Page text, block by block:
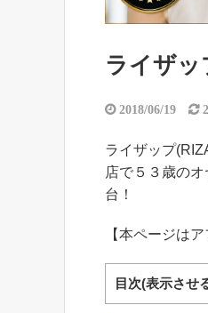
ライザッ
2018/06/19
ライザップ
店で５３歳の
台！
【本ページは
目次(表示させ